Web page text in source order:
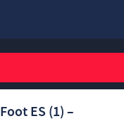
ES (1) –